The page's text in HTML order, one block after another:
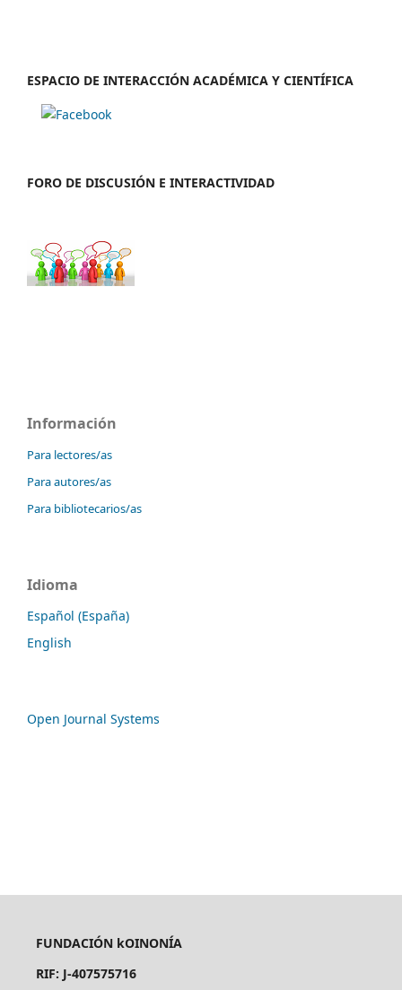
ESPACIO DE INTERACCIÓN ACADÉMICA Y CIENTÍFICA
FORO DE DISCUSIÓN E INTERACTIVIDAD
Información
Para lectores/as
Para autores/as
Para bibliotecarios/as
Idioma
Español (España)
English
Open Journal Systems
FUNDACIÓN kOINONÍA
RIF: J-407575716